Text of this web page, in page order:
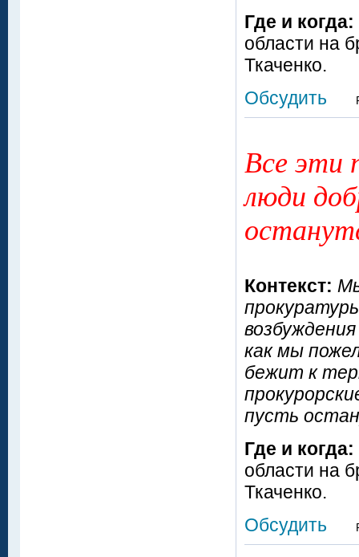
Где и когда:
области на
Ткаченко.
Обсудить
Все эти
люди
Контекст:
как мы
бежит к
пусть
Где и когда:
области на
Ткаченко.
Обсудить